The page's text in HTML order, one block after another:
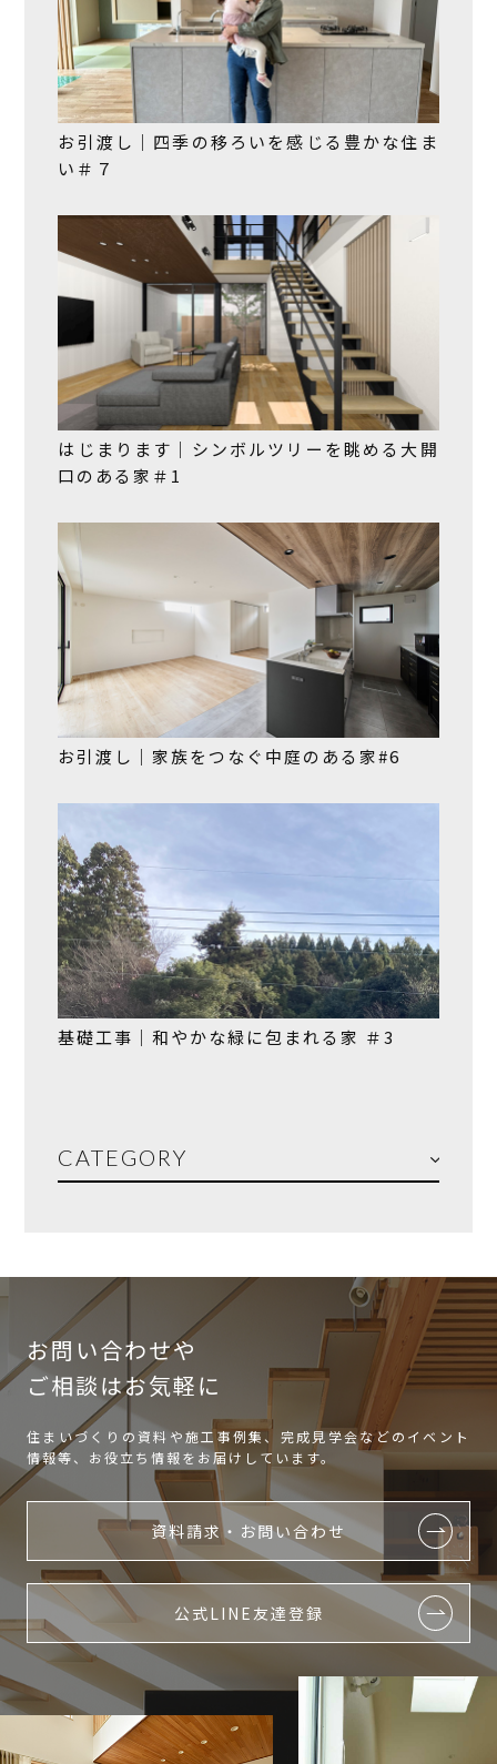
お引渡し｜四季の移ろいを感じる豊かな住ま
い＃７
はじまります｜シンボルツリーを眺める大開
口のある家＃1
お引渡し｜家族をつなぐ中庭のある家#6
基礎工事｜和やかな緑に包まれる家 ＃3
CATEGORY
お問い合わせや
ご相談はお気軽に
住まいづくりの資料や施工事例集、完成見学会などのイベント
情報等、お役立ち情報をお届けしています。
資料請求・お問い合わせ
公式LINE友達登録